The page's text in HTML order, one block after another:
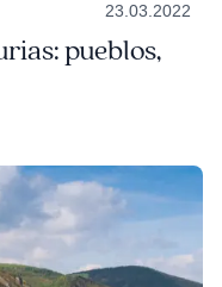
23.03.2022
pueblos,